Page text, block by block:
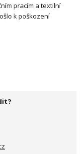
pracím a textilní
k poškození